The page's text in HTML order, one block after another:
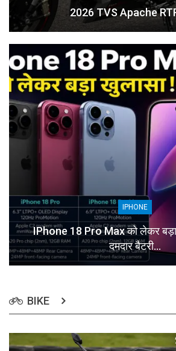
2026 TVS Apache
IPHONE
IPhone 18 Pro Max को लेकर
दमदार बैटरी…
BIKE